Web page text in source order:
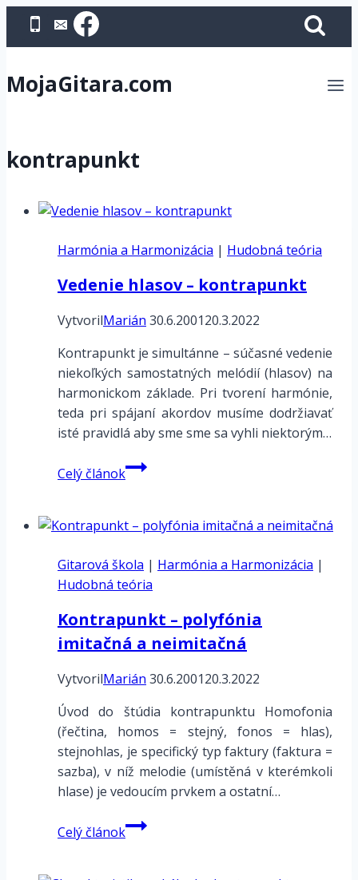
Skip
MojaGitara.com
kontrapunkt
Harmónia a Harmonizácia | Hudobná teória
Vedenie hlasov – kontrapunkt
VytvorilMarián 30.6.200120.3.2022
Kontrapunkt je simultánne – súčasné vedenie
niekoľkých samostatných melódií (hlasov) na
harmonickom základe. Pri tvorení harmónie,
teda pri spájaní akordov musíme dodržiavať
isté pravidlá aby sme sme sa vyhli niektorým…
Celý článokVedenie
hlasov
kontrapunkt
Gitarová škola | Harmónia a Harmonizácia |
Hudobná teória
Kontrapunkt – polyfónia
imitačná a neimitačná
VytvorilMarián 30.6.200120.3.2022
Úvod do štúdia kontrapunktu Homofonia
(řečtina, homos = stejný, fonos = hlas),
stejnohlas, je specifický typ faktury (faktura =
sazba), v níž melodie (umístěná v kterémkoli
hlase) je vedoucím prvkem a ostatní…
Celý článokKontrapunkt
–